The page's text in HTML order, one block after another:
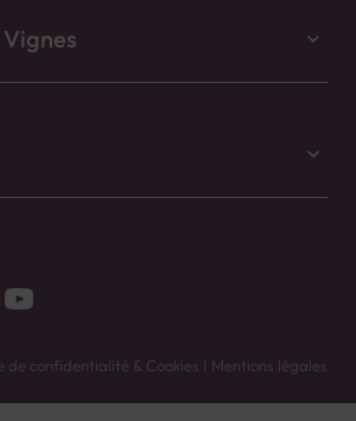
de confidentialité & Cookies | Mentions légales